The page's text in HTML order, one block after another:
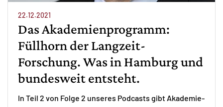
22.12.2021
Das Akademienprogramm:
Füllhorn der Langzeit-
Forschung. Was in Hamburg und
bundesweit entsteht.
In Teil 2 von Folge 2 unseres Podcasts gibt Akademie-